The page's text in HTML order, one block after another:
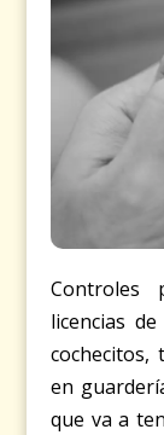
Controles
licencias
cochecitos,
en
que va a